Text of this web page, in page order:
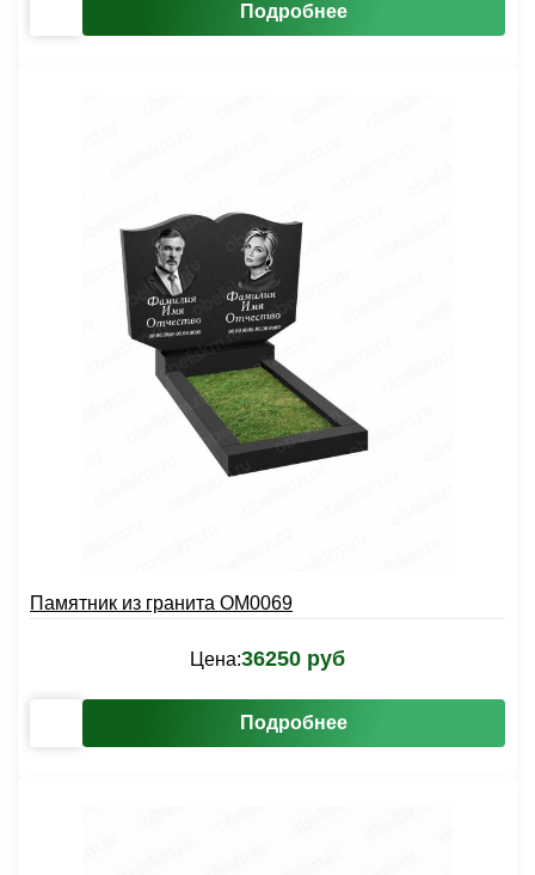
Подробнее
Памятник из гранита OM0069
Цена:36250 руб
Подробнее